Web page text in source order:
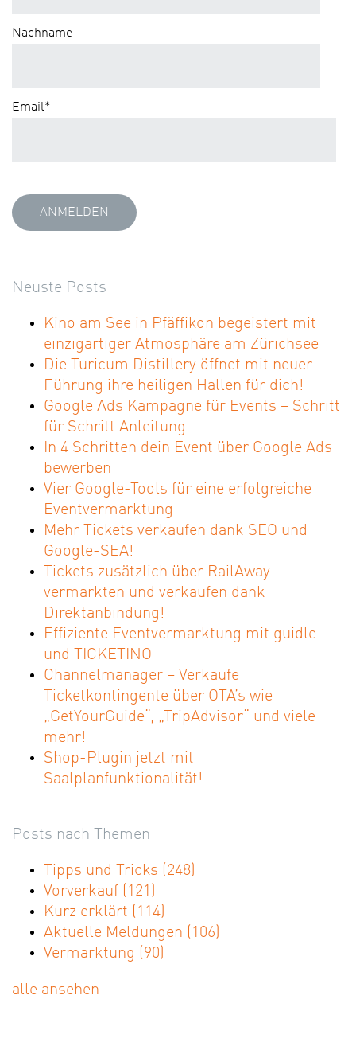
Nachname
Email*
Neuste Posts
Kino am See in Pfäffikon begeistert mit
einzigartiger Atmosphäre am Zürichsee
Die Turicum Distillery öffnet mit neuer
Führung ihre heiligen Hallen für dich!
Google Ads Kampagne für Events – Schritt
für Schritt Anleitung
In 4 Schritten dein Event über Google Ads
bewerben
Vier Google-Tools für eine erfolgreiche
Eventvermarktung
Mehr Tickets verkaufen dank SEO und
Google-SEA!
Tickets zusätzlich über RailAway
vermarkten und verkaufen dank
Direktanbindung!
Effiziente Eventvermarktung mit guidle
und TICKETINO
Channelmanager – Verkaufe
Ticketkontingente über OTA’s wie
„GetYourGuide“, „TripAdvisor“ und viele
mehr!
Shop-Plugin jetzt mit
Saalplanfunktionalität!
Posts nach Themen
Tipps und Tricks (248)
Vorverkauf (121)
Kurz erklärt (114)
Aktuelle Meldungen (106)
Vermarktung (90)
alle ansehen